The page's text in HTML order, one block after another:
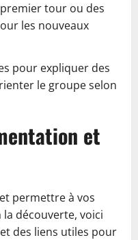
tour ou des
les nouveaux
pour expliquer des
le groupe selon
et
permettre à vos
découverte, voici
des liens utiles pour